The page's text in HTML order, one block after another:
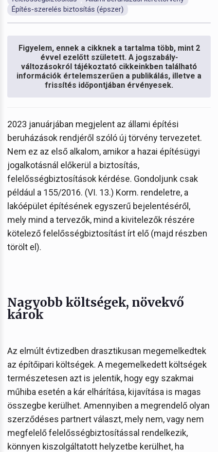
Építés-szerelés biztosítás (épszer)
Figyelem, ennek a cikknek a tartalma több, mint 2
évvel ezelőtt született. A jogszabály-
változásokról tájékoztató cikkeinkben található
információk értelemszerűen a publikálás, illetve a
frissítés időpontjában érvényesek.
2023 januárjában megjelent az állami építési
beruházások rendjéről szóló új törvény tervezetet.
Nem ez az első alkalom, amikor a hazai építésügyi
jogalkotásnál előkerül a biztosítás,
felelősségbiztosítások kérdése. Gondoljunk csak
például a 155/2016. (VI. 13.) Korm. rendeletre, a
lakóépület építésének egyszerű bejelentéséről,
mely mind a tervezők, mind a kivitelezők részére
kötelező felelősségbiztosítást írt elő (majd részben
törölt el).
Nagyobb költségek, növekvő
károk
Az elmúlt évtizedben drasztikusan megemelkedtek
az építőipari költségek. A megemelkedett költségek
természetesen azt is jelentik, hogy egy szakmai
műhiba esetén a kár elhárítása, kijavítása is magas
összegbe kerülhet. Amennyiben a megrendelő olyan
szerződéses partnert választ, mely nem, vagy nem
megfelelő felelősségbiztosítással rendelkezik,
könnyen kiszolgáltatott helyzetbe kerülhet, ha